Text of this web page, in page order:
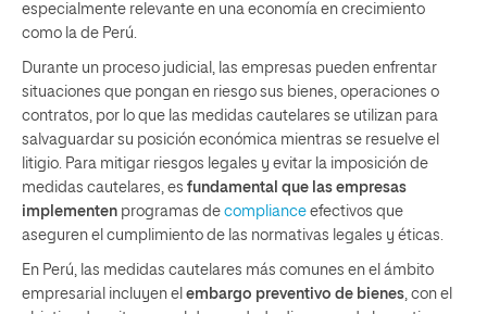
especialmente relevante en una economía en crecimiento
como la de Perú.
Durante un proceso judicial, las empresas pueden enfrentar
situaciones que pongan en riesgo sus bienes, operaciones o
contratos, por lo que las medidas cautelares se utilizan para
salvaguardar su posición económica mientras se resuelve el
litigio. Para mitigar riesgos legales y evitar la imposición de
medidas cautelares, es fundamental que las empresas
implementen programas de compliance efectivos que
aseguren el cumplimiento de las normativas legales y éticas.
En Perú, las medidas cautelares más comunes en el ámbito
empresarial incluyen el embargo preventivo de bienes , con el